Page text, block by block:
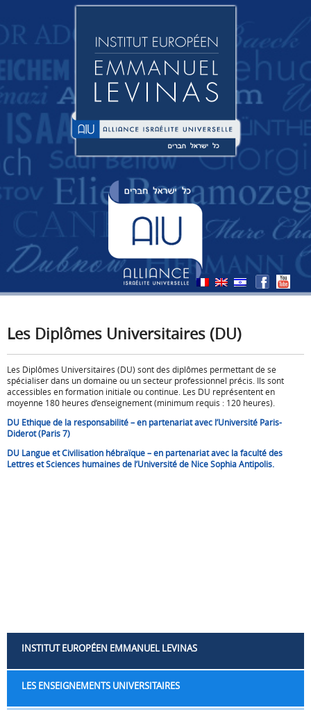
Les Diplômes Universitaires (DU)
Les Diplômes Universitaires (DU) sont des diplômes permettant de se
spécialiser dans un domaine ou un secteur professionnel précis. Ils sont
accessibles en formation initiale ou continue. Les DU représentent en
moyenne 180 heures d’enseignement (minimum requis : 120 heures).
DU Ethique de la responsabilité – en partenariat avec l’Université Paris-
Diderot (Paris 7)
DU Langue et Civilisation hébraïque – en partenariat avec la faculté des
Lettres et Sciences humaines de l’Université de Nice Sophia Antipolis.
INSTITUT EUROPÉEN EMMANUEL LEVINAS
LES ENSEIGNEMENTS UNIVERSITAIRES